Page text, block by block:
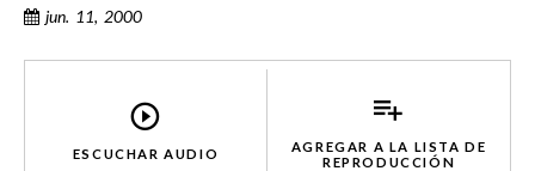
jun. 11, 2000
ESCUCHAR AUDIO
AGREGAR A LA LISTA DE
REPRODUCCIÓN